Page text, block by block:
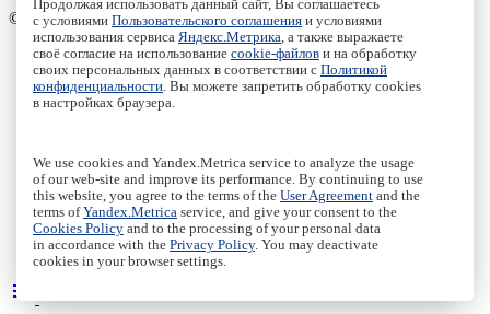
© Institute of Computer Science Izhevsk, 2005 - 2026
About Journal
Editorial Board
Author Information
Publishing Ethics
Authors
Archive
Пользовательское соглашение|Terms and conditions
Политика конфиденциальности|Privacy policy
Политика Cookies|Cookies Policy
Продолжая использовать данный сайт, Вы соглашаетесь
с условиями Пользовательского соглашения и условиями
использования сервиса Яндекс.Метрика , а также выражаете
своё согласие на использование cookie-файлов и на обработку
своих персональных данных в соответствии с Политикой
конфиденциальности . Вы можете запретить обработку cookies
в настройках браузера.
We use cookies and Yandex.Metrica service to analyze the usage
of our web-site and improve its performance. By continuing to use
this website, you agree to the terms of the User Agreement and the
terms ofYandex.Metrica service, and give your consent to the
Cookies Policy and to the processing of your personal data
in accordance with the Privacy Policy. You may deactivate
cookies in your browser settings.